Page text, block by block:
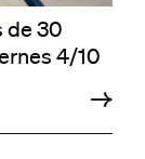
de 30
4/10